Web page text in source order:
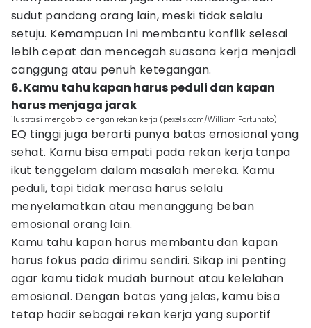
sudut pandang orang lain, meski tidak selalu
setuju. Kemampuan ini membantu konflik selesai
lebih cepat dan mencegah suasana kerja menjadi
canggung atau penuh ketegangan.
6. Kamu tahu kapan harus peduli dan kapan
harus menjaga jarak
ilustrasi mengobrol dengan rekan kerja (pexels.com/William Fortunato)
EQ tinggi juga berarti punya batas emosional yang
sehat. Kamu bisa empati pada rekan kerja tanpa
ikut tenggelam dalam masalah mereka. Kamu
peduli, tapi tidak merasa harus selalu
menyelamatkan atau menanggung beban
emosional orang lain.
Kamu tahu kapan harus membantu dan kapan
harus fokus pada dirimu sendiri. Sikap ini penting
agar kamu tidak mudah burnout atau kelelahan
emosional. Dengan batas yang jelas, kamu bisa
tetap hadir sebagai rekan kerja yang suportif